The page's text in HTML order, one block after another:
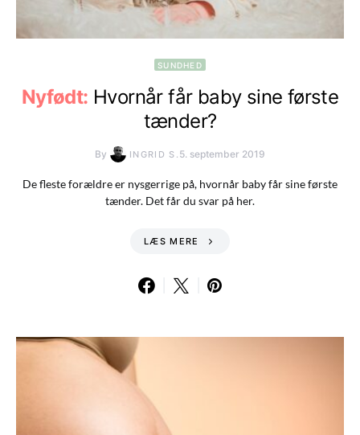
SUNDHED
Nyfødt: Hvornår får baby sine første
tænder?
By INGRID S. 5. september 2019
De fleste forældre er nysgerrige på, hvornår baby får sine første
tænder. Det får du svar på her.
LÆS MERE